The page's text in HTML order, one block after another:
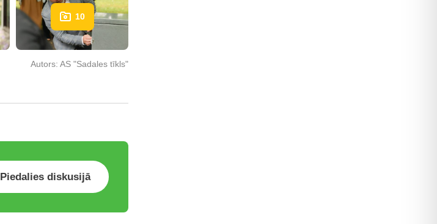
10
Autors: AS "Sadales tīkls"
Piedalies diskusijā